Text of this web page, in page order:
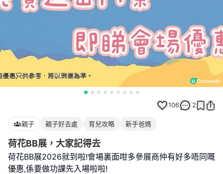
106 2
親子 親子好去處 育兒攻略 新手爸媽
荷花BB展，大家記得去
荷花BB展2026就到啦!會場裏面咁多參展商仲有好多唔同嘅
優惠,係要做功課先入場啦啦!